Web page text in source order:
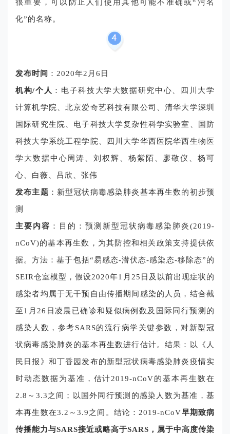
很重要，可以防止人们使用其他可能不准确或“污名
化”的名称。
发布时间 ：2020年2月6日
机构/个人 ：电子科技大学大数据研究中心、四川大学
计算机学院、北京爱奇艺科技有限公司、清华大学深圳
国际研究生院、电子科技大学复杂性科学实验室、国防
科技大学系统工程学院、四川大学华西医院华西生物医
学大数据中心周涛、刘权辉、杨紫陌、廖敬仪、杨可
心、白薇、吕欣、张伟
发布主题 ：新型冠状病毒感染肺炎基本再生数的初步预
测
主要内容 ： 目的：预测新型冠状病毒感染肺炎(2019-
nCoV)的基本再生数，为其防控和相关政策支持提供依
据。方法：基于包括“易感态-潜伏态-感染态-移除态”的
SEIR仓室模型，假设2020年1月25日及以前出现症状的
感染者均属于无干预自由传播期间感染的人员，结合截
至1月26日凌晨已确诊和疑似病例数及国际同行预测的
感染人数，参考SARS的流行病学关键参数，对新型冠
状病毒感染肺炎的基本再生数进行估计。结果：以《人
民日报》和丁香园发布的新型冠状病毒感染肺炎疫情实
时动态数据为基准，估计2019-nCoV的基本再生数在
2.8～3.3之间；以国外同行预测的感染人数为基准，基
本再生数在3.2～3.9之间。结论：2019-nCoV早期致病
传播能力与SARS接近或略高于SARS，属于中高度传染